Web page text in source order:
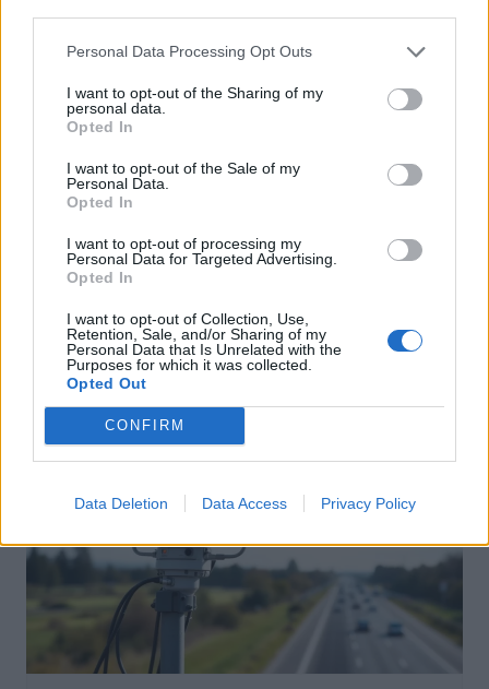
Personal Data Processing Opt Outs
I want to opt-out of the Sharing of my
personal data.
Opted In
I want to opt-out of the Sale of my
Personal Data.
Opted In
I want to opt-out of processing my
Personal Data for Targeted Advertising.
Opted In
I want to opt-out of Collection, Use,
Retention, Sale, and/or Sharing of my
Personal Data that Is Unrelated with the
Purposes for which it was collected.
Opted Out
CONFIRM
Data Deletion Data Access Privacy Policy
Sécurité Automobile
flashée à 221 km/h
Auto Pour Vous 5 août 2026